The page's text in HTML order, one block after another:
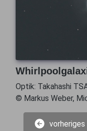
Optik: Takahashi
© Markus Weber,
vorheriges